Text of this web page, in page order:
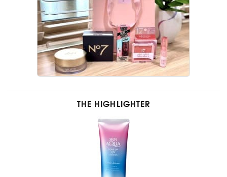
THE HIGHLIGHTER